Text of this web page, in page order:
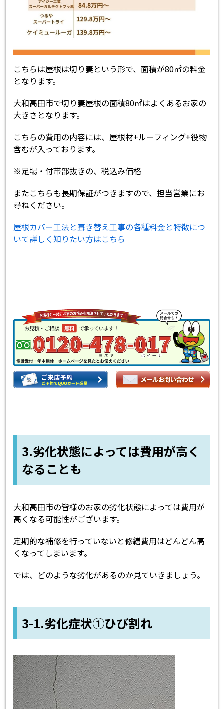
こちらは屋根は切り妻という形で、面積が80㎡の料金
となります。
大和高田市で切り妻屋根の面積80㎡はよくあるお家の
大きさとなります。
こちらの費用の内容には、屋根材+ルーフィング+役物
含むが入っております。
※足場・付帯部抜きの、税込み価格
またこちらも長期保証がつきますので、担当営業にお
尋ねください。
屋根カバー工法と葺き替え工事の各種料金と特徴につ
いて詳しく知りたい方はこちら
3.劣化状態によっては費用が高く
なることも
大和高田市の皆様のお家の劣化状態によっては費用が
高くなる可能性がございます。
定期的な補修を行っていないと修繕費用はどんどん高
くなってしまいます。
では、どのような劣化があるのか見ていきましょう。
3-1.劣化症状①ひび割れ